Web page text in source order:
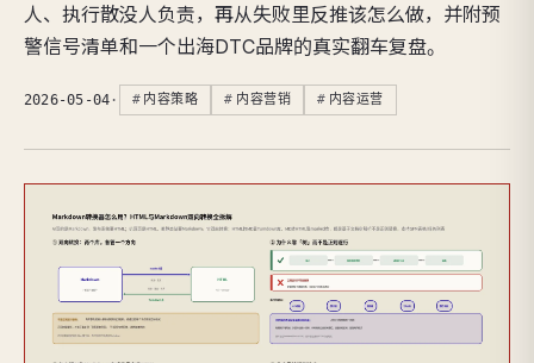
人、执行散没人负责，再从失败里反推该怎么做，并附预
警信号清单和一个出海DTC品牌的真实翻车复盘。
2026-05-04 · 内容策略 内容营销 内容运营